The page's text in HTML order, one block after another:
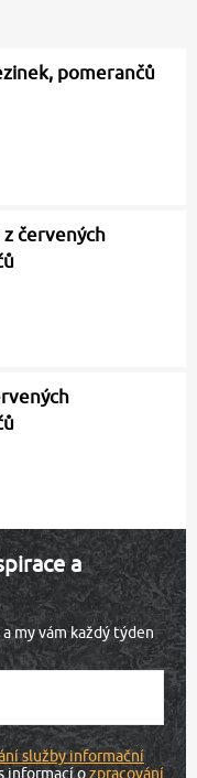
pomerančů
červených
a
my vám každý týden
služby informační
informací ozpracování